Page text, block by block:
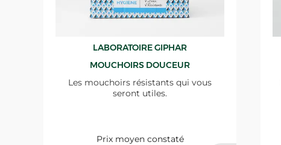
LABORATOIRE GIPHAR
MOUCHOIRS DOUCEUR
Les mouchoirs résistants qui vous
seront utiles.
Prix moyen constaté